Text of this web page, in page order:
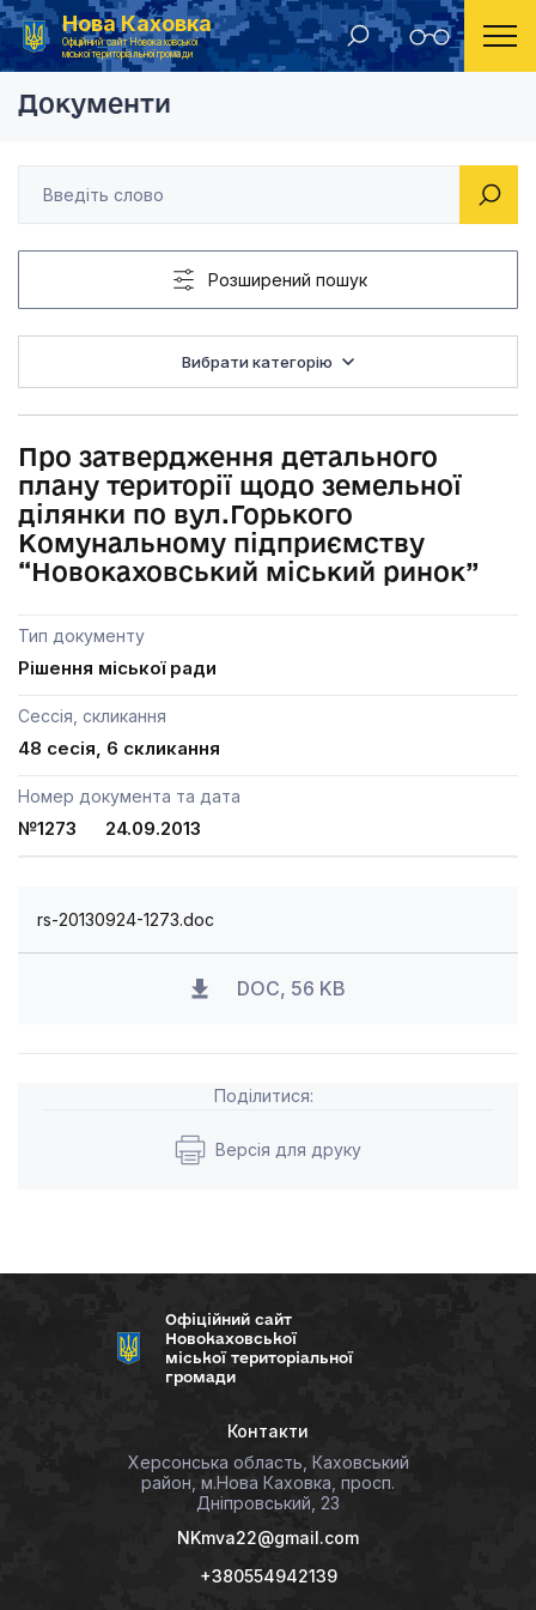
Нова Каховка
Офіційний сайт Новокаховської
міської територіальної громади
Головна Рішення Новокаховської міської ради 2013 рік Про затвердження
Документи
Розширений пошук
Вибрати категорію
Про затвердження детального
плану території щодо земельної
ділянки по вул.Горького
Комунальному підприємству
“Новокаховський міський ринок”
Тип документу
Рішення міської ради
Сессія, скликання
48 сесія, 6 скликання
Номер документа та дата
№1273 24.09.2013
rs-20130924-1273.doc
DOC, 56 KB
Поділитися:
Версія для друку
Офіційний сайт
Новокаховської
міської територіальної
громади
Контакти
Херсонська область, Каховський
район, м.Нова Каховка, просп.
Дніпровський, 23
NKmva22@gmail.com
+380554942139